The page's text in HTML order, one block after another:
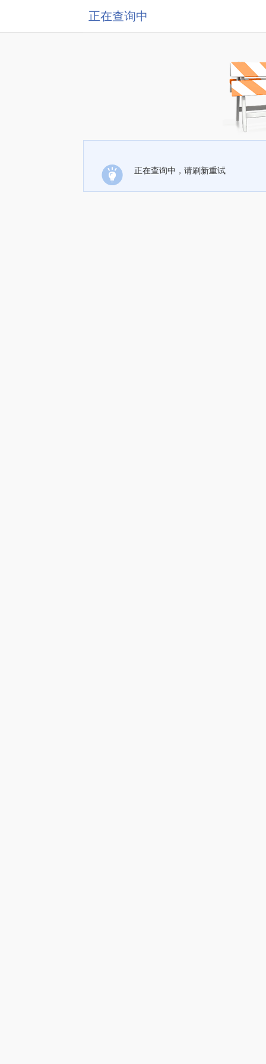
正在查询中
正在查询中，请刷新重试